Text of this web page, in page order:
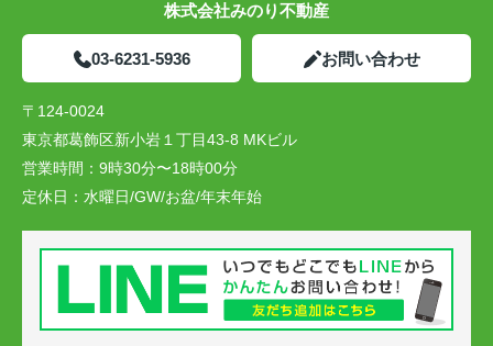
株式会社みのり不動産
03-6231-5936 お問い合わせ
〒124-0024
東京都葛飾区新小岩１丁目43-8 MKビル
営業時間： 9時30分〜18時00分
定休日： 水曜日/GW/お盆/年末年始